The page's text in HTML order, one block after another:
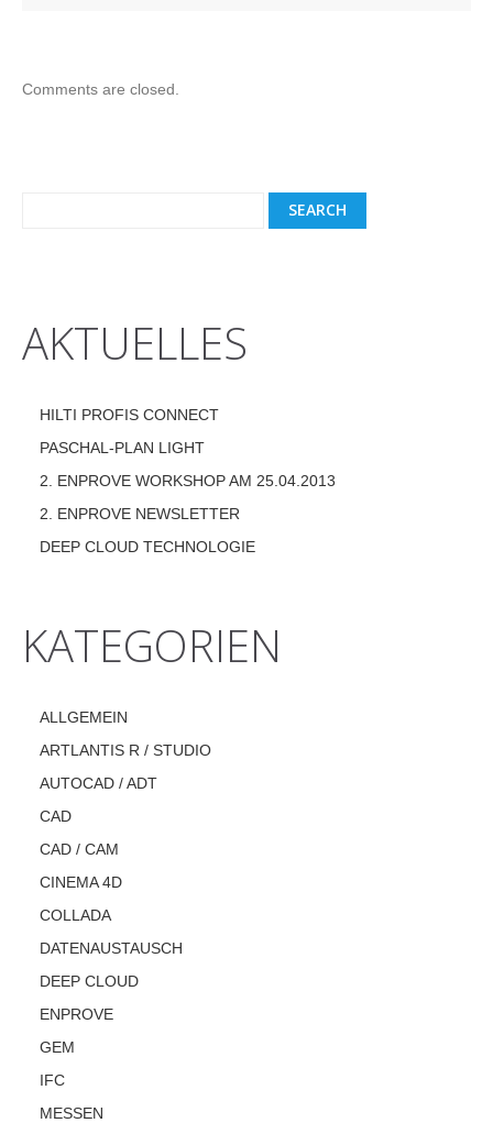
Comments are closed.
AKTUELLES
HILTI PROFIS CONNECT
PASCHAL-PLAN LIGHT
2. ENPROVE WORKSHOP AM 25.04.2013
2. ENPROVE NEWSLETTER
DEEP CLOUD TECHNOLOGIE
KATEGORIEN
ALLGEMEIN
ARTLANTIS R / STUDIO
AUTOCAD / ADT
CAD
CAD / CAM
CINEMA 4D
COLLADA
DATENAUSTAUSCH
DEEP CLOUD
ENPROVE
GEM
IFC
MESSEN